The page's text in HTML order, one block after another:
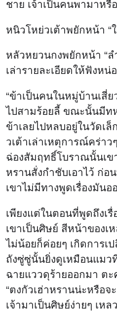
ชาย เจ้าเป็นคนพามาหรื
หนิวโหย่วเต้าพยักหน้า “
หลัวหยวนกงพยักหน้า “ล
เล่ารายละเอียดให้ฟังหน่
“ข้าเป็นคนในหมู่บ้านเสี่
ไปสามร้อยลี้ ขณะนั้นมีท
ข้าเลยไปหลบอยู่ในวัดเ
วเต้าเล่าเหตุการณ์คร่า
ฉ่องสัมฤทธิ์โบราณนั้นเข
หรานสั่งกำชับเอาไว้ ก่อ
เขาไม่มีทางพูดเรื่องมันอ
เพียงแต่ในตอนที่พูดถึงเรื่
เขาเป็นศิษย์ สีหน้าของเ
ไม่น้อยก็ค่อยๆ เกิดการเ
ถังซู่ซู่นั้นยิ่งดูเหมือนแมว
ฉายแววดุร้ายออกมา ตะ
“ตงกัวเฮ่าหรานน่ะหรือจ
เจ้ามาเป็นศิษย์ง่ายๆ เห